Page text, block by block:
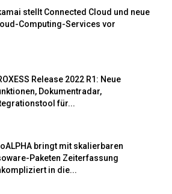
stellt Connected Cloud und neue
Computing-Services vor
Release 2022 R1: Neue
Dokumentradar,
für...
bringt mit skalierbaren
Paketen Zeiterfassung
in die...